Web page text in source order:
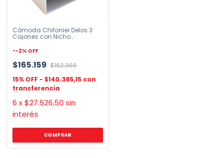
Cómoda Chifonier Delos 3
Cajones con Nicho
--2% OFF
$165.159 $162.369
$140.385,15
6 x$27.526,50 sin
interés
COMPRAR